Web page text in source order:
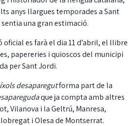
anys llargues temporades a Sant
una gran estimació.
es farà el dia 11 d’abril, el llibre
papereries i quioscos del municipi
per Sant Jordi.
desaparegutforma part de la
que ja compta amb altres
Vilanova i la Geltrú, Manresa,
i Olesa de Montserrat.